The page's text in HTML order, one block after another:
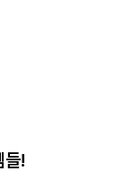
들!